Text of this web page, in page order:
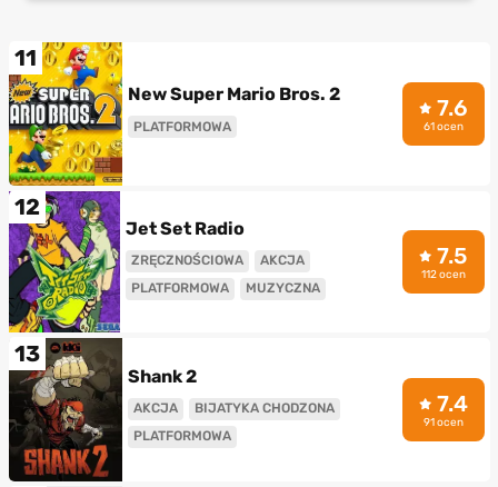
11
New Super Mario Bros. 2
PLATFORMOWA
7.6
61 ocen
12
Jet Set Radio
ZRĘCZNOŚCIOWA
AKCJA
PLATFORMOWA
MUZYCZNA
7.5
112 ocen
13
Shank 2
AKCJA
BIJATYKA CHODZONA
PLATFORMOWA
7.4
91 ocen